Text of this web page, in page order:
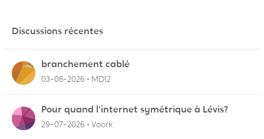
Discussions récentes
branchement cablé
03-08-2026 MD12
Pour quand l'internet symétrique à Lévis?
29-07-2026 Voork